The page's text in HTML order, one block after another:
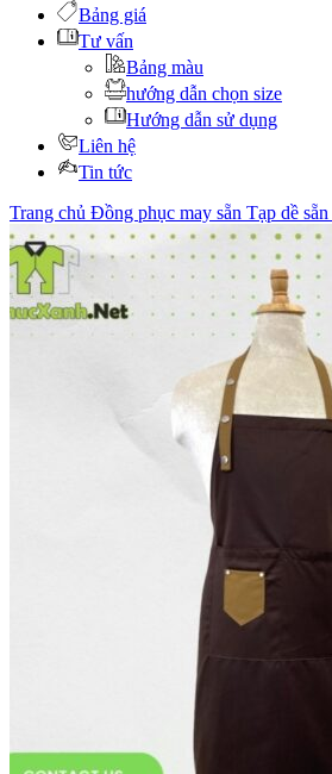
Bảng giá
Tư vấn
Bảng màu
hướng dẫn chọn size
Hướng dẫn sử dụng
Liên hệ
Tin tức
Trang chủ Đồng phục may sẵn Tạp dề sẵn